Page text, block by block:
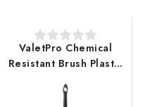
ValetPro Chemical
Resistant Brush Plastic